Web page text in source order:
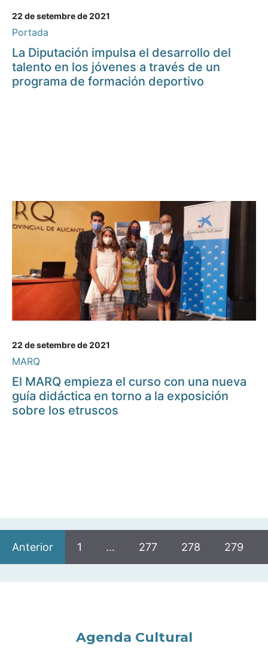
22 de setembre de 2021
Portada
La Diputación impulsa el desarrollo del
talento en los jóvenes a través de un
programa de formación deportivo
22 de setembre de 2021
MARQ
El MARQ empieza el curso con una nueva
guía didáctica en torno a la exposición
sobre los etruscos
Anterior 1 … 277 278 279
Agenda Cultural